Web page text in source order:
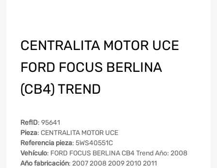
CENTRALITA MOTOR UCE
FORD FOCUS BERLINA
(CB4) TREND
RefID: 95641
Pieza: CENTRALITA MOTOR UCE
Referencia pieza: 5WS40551C
Vehículo: FORD FOCUS BERLINA CB4 Trend Año: 2008
Año fabricación: 2007 2008 2009 2010 2011